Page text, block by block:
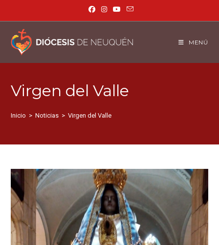
MENÚ
Virgen del Valle
Inicio > Noticias > Virgen del Valle